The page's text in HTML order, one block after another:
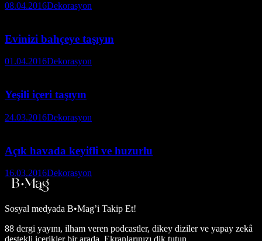
08.04.2016Dekorasyon
Evinizi bahçeye taşıyın
01.04.2016Dekorasyon
Yeşili içeri taşıyın
24.03.2016Dekorasyon
Açık havada keyifli ve huzurlu
16.03.2016Dekorasyon
Sosyal medyada B•Mag’i Takip Et!
88 dergi yayını, ilham veren podcastler, dikey diziler ve yapay zekâ